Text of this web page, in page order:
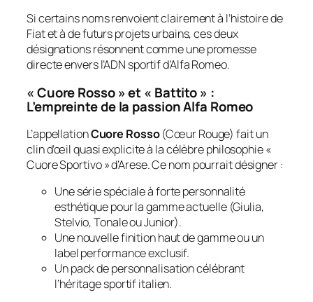
Si certains noms renvoient clairement à l’histoire de
Fiat et à de futurs projets urbains, ces deux
désignations résonnent comme une promesse
directe envers l’ADN sportif d’Alfa Romeo.
« Cuore Rosso » et « Battito » :
L’empreinte de la passion Alfa Romeo
L’appellationCuore Rosso(Cœur Rouge) fait un
clin d’œil quasi explicite à la célèbre philosophie «
Cuore Sportivo » d’Arese. Ce nom pourrait désigner :
Une série spéciale à forte personnalité
esthétique pour la gamme actuelle (Giulia,
Stelvio, Tonale ou Junior).
Une nouvelle finition haut de gamme ou un
label performance exclusif.
Un pack de personnalisation célébrant
l’héritage sportif italien.